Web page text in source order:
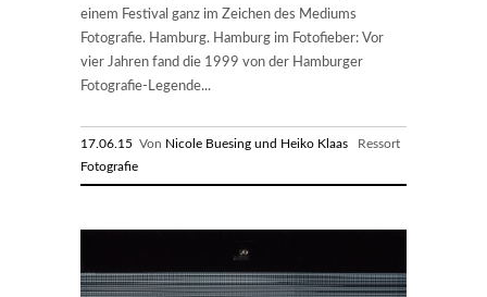
einem Festival ganz im Zeichen des Mediums
Fotografie. Hamburg. Hamburg im Fotofieber: Vor
vier Jahren fand die 1999 von der Hamburger
Fotografie-Legende...
17.06.15 Von Nicole Buesing und Heiko Klaas Ressort
Fotografie